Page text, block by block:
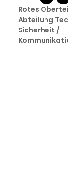
Rotes
Abteilung
Sicherheit /